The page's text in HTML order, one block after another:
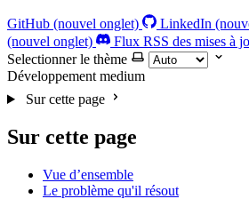
GitHub (nouvel onglet) LinkedIn
(nouvel onglet)
Flux RSS des mises à
Selectionner le thème
Développement medium
Sur cette page
Sur cette page
Vue d’ensemble
Le problème qu'il résout